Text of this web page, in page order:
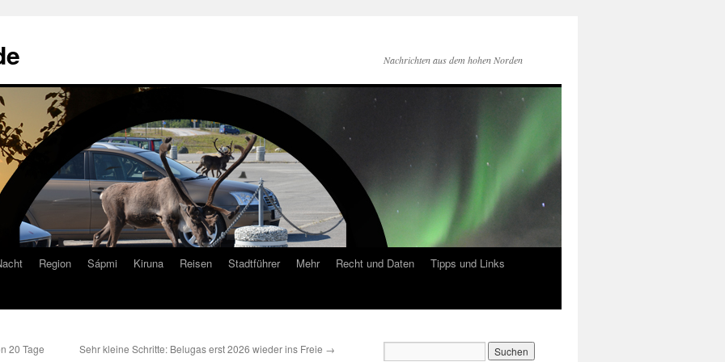
Nachrichten aus dem hohen Norden
Region Sápmi Kiruna Reisen Stadtführer Mehr Recht und Daten
Tipps und Links
20 Tage Sehr kleine Schritte: Belugas erst 2026 wieder ins Freie →